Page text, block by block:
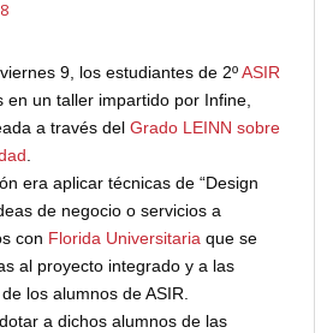
9, los estudiantes de 2ºASIR
en un taller impartido por Infine,
a través del Grado LEINN sobre
.
era aplicar técnicas de “Design
de negocio o servicios a
con Florida Universitaria que se
al proyecto integrado y a las
los alumnos de ASIR.
a dichos alumnos de las